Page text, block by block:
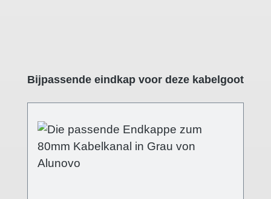
Productgalerij overslaan
Bijpassende eindkap voor deze kabelgoot